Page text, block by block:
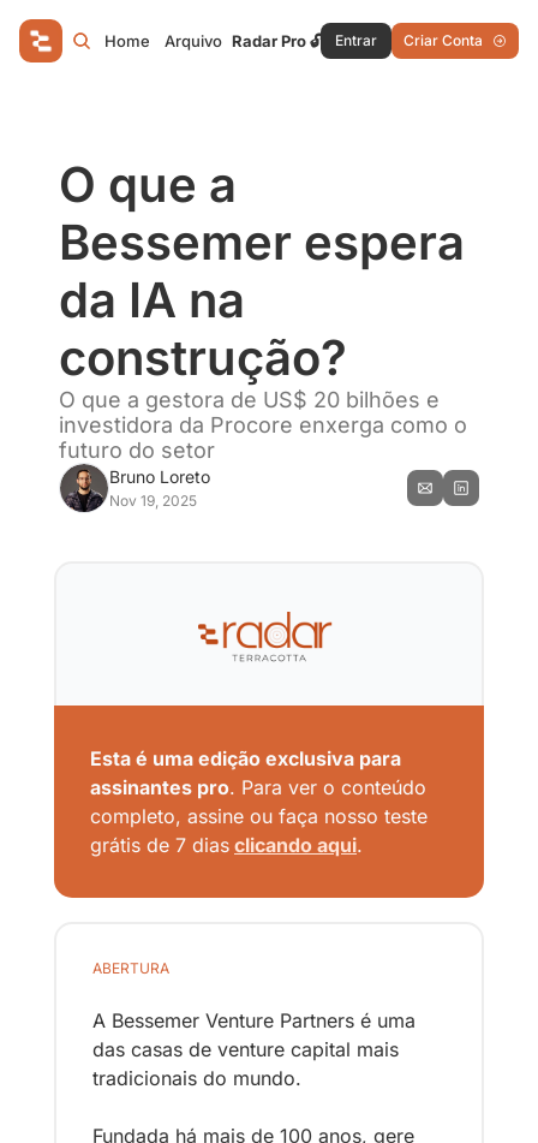
Home Arquivo Radar Pro 🔓 Entrar Criar Conta
O que a
Bessemer espera
da IA na
construção?
O que a gestora de US$ 20 bilhões e
investidora da Procore enxerga como o
futuro do setor
Bruno Loreto
Nov 19, 2025
Esta é uma edição exclusiva para
assinantes pro. Para ver o conteúdo
completo, assine ou faça nosso teste
grátis de 7 dias clicando aqui.
ABERTURA
A Bessemer Venture Partners é uma
das casas de venture capital mais
tradicionais do mundo.
Fundada há mais de 100 anos, gere